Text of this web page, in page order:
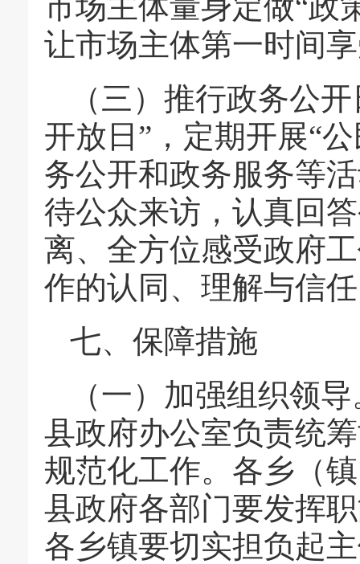
让市场主体第一时间
（三）推行政务公
开放日”，定期开展“
务公开和政务服务等
待公众来访，认真回
离、全方位感受政府
作的认同、理解与信
七、保障措施
（一）加强组织领
县政府办公室负责统
规范化工作。各乡（
县政府各部门要发挥
各乡镇要切实担负起